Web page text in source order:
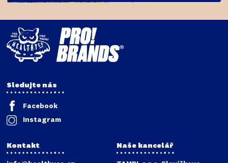
Sledujte nás
Facebook
Instagram
Kontakt Naše kancelář